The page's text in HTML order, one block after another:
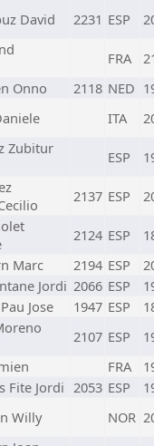
David 2231 ESP
FRA
Onno 2118 NED
ITA
Zubitur
ESP
2137 ESP
2124 ESP
Marc 2194 ESP
Jordi 2066 ESP
Jose 1947 ESP
2107 ESP
FRA
Fite Jordi 2053 ESP
Willy NOR